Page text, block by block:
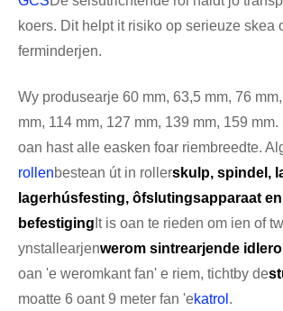
koers. Dit helpt it risiko op serieuze skea
ferminderjen.
Wy produsearje 60 mm, 63,5 mm, 76
mm, 114 mm, 127 mm, 139 mm, 159
oan hast alle easken foar riembreedte.
rollenbestean út in rollerskulp, spindel,
lagerhúsfesting, ôfslutingsapparaat
befestiging It is oan te rieden om ien of
ynstallearjenwerom sintrearjende
oan 'e weromkant fan' e riem, tichtby de
moatte 6 oant 9 meter fan 'ekatrol .